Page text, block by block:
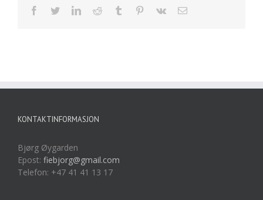
Facebook
TwitterLinkedInReddit Tumblr Pinterest
Vk
E-
KONTAKTINFORMASJON
Bjørg Øygarden
Epost: fiebjorg@gmail.com
Telefon: +47 41 41 13 17